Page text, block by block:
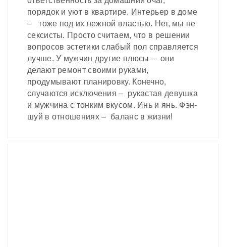
порядок и уют в квартире. Интерьер в доме
– тоже под их нежной властью. Нет, мы не
сексисты. Просто считаем, что в решении
вопросов эстетики слабый пол справляется
лучше. У мужчин другие плюсы – они
делают ремонт своими руками,
продумывают планировку. Конечно,
случаются исключения – рукастая девушка
и мужчина с тонким вкусом. Инь и янь. Фэн-
шуй в отношениях – баланс в жизни!